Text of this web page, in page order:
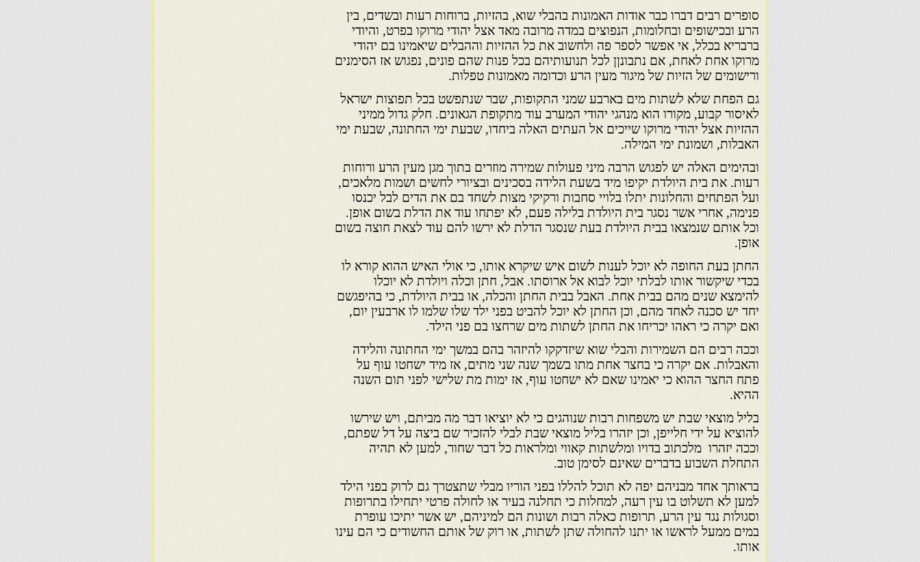
סופרים רבים דברו כבר אודות האמונות בהבלי שוא, בהזיות, ברוחות רעות ובשדים, בין
הרע ובכישופים ובחלומות, הנפוצים במדה מרובה מאד אצל יהודי מרוקו בפרט, והיודי
ברבריא בכלל, אי אפשר לספר פה ולחשוב את כל ההזיות וההבלים שיאמינו בם יהודי
מרוקו אחת לאחת, אם נתבונןן לכל תנועותיהם בכל פנות שהם פונים, נפגוש אז הסימנים
ורישומים של הזיות של מיגור מעין הרע וכדומה מאמונות טפלות.
גם הפחת שלא לשתות מים בארבע שמני התקופות, שבר שנתפשט בכל תפוצות ישראל
לאיסור קבוע, מקורו הוא מנהגי יהודי המערב עוד מתקופת הגאונים. חלק גדול ממיני
ההזיות אצל יהודי מרוקו שייכים אל העתים האלה ביחדו, שבעת ימי החתונה, שבעת ימי
האבלות, ושמונת ימי המילה.
ובהימים האלה יש לפגוש הרבה מיני פעולות שמירה מוזרים בתוך מגן מעין הרע ורוחות
רעות. את בית היולדת יקיפו מיד בשעת הלידה בסכינים ובציורי לחשים ושמות מלאכים,
ועל הפתחים והחלונות יתלו בלויי סחבות ורקיקי מצות לשחד בם את הדים לבל יכנסו
פנימה, אחרי אשר נסגר בית היולדת בלילה פעם, לא יפתחו עוד את הדלת בשום אופן.
וכל אותם שנמצאו בבית היולדת בעת שנסגר הדלת לא ירשו להם עוד לצאת חוצה בשום
אופן.
החתן בעת החופה לא יוכל לענות לשום איש שיקרא אותו, כי אולי האיש ההוא קורא לו
בכדי שיקשור אותו לבלתי יוכל לבוא אל ארוסתו. אבל, חתן וכלה ויולדת לא יוכלו
להימצא שנים מהם בבית אחת. האבל בבית החתן והכלה, או בבית היולדת, כי בהיפגשם
יחד יש סכנה לאחד מהם, וכן החתן לא יוכל להביט בפני ילד שלו שלמו לו ארבעין יום,
ואם יקרה כי ראהו יכריחו את החתן לשתות מים שרחצו בם פני הילד.
וככה רבים הם השמירות והבלי שוא שיזדקקו להיזהר בהם במשך ימי החתונה והלידה
והאבלות. אם יקרה כי בחצר אחת מתו בשמך שנה שני מתים, אז מיד ישחטו עוף על
פתח החצר ההוא כי יאמינו שאם לא ישחטו עוף, אז ימות מת שלישי לפני תום השנה
ההיא.
בליל מוצאי שבת יש משפחות רבות שנוהגים כי לא יוציאו דבר מה מביתם, ויש שירשו
להוציא על ידי חלייפן, וכן יזהרו בליל מוצאי שבת לבלי להזכיר שם ביצה על דל שפתם,
וככה יזהרו מלכתוב בדויו ומלשתות קאווי ומלראות כל דבר שחור, למען לא תהיה
התחלת השבוע בדברים שאינם לסימן טוב.
בראותך אחד מבניהם יפה לא תוכל להללו בפני הוריו מבלי שתצטרך גם לרוק בפני הילד
למען לא תשלוט בו עין רעה, למחלות כי תחלנה בעיר או לחולה פרטי יתחילו בתרופות
וסגולות נגד עין הרע, תרופות כאלה רבות ושונות הם למיניהם, יש אשר יתיכו עופרת
במים ממעל לראשו או יתנו להחולה שתן לשתות, או רוק של אותם החשודים כי הם עינו
אותו.